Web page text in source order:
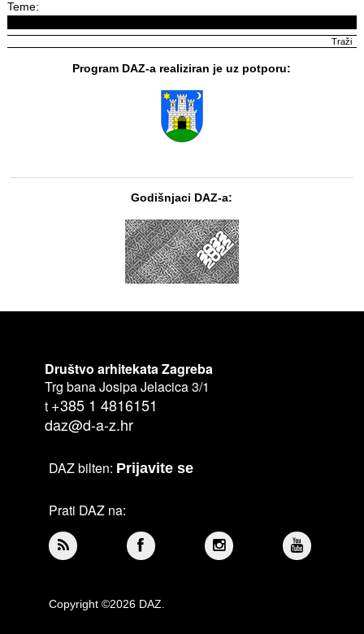
Teme:
Program DAZ-a realiziran je uz potporu:
Godišnjaci DAZ-a:
Društvo arhitekata Zagreba
Trg bana Josipa Jelacica 3/1
t +385 1 4816151
daz@d-a-z.hr
DAZ bilten: Prijavite se
Prati DAZ na:
Copyright ©2026 DAZ.